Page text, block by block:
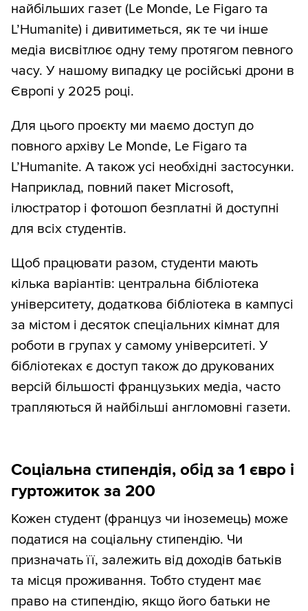
найбільших газет (Le Monde, Le Figaro та
L’Humanite) і дивитиметься, як те чи інше
медіа висвітлює одну тему протягом певного
часу. У нашому випадку це російські дрони в
Європі у 2025 році.
Для цього проєкту ми маємо доступ до
повного архіву Le Monde, Le Figaro та
L’Humanite. А також усі необхідні застосунки.
Наприклад, повний пакет Microsoft,
ілюстратор і фотошоп безплатні й доступні
для всіх студентів.
Щоб працювати разом, студенти мають
кілька варіантів: центральна бібліотека
університету, додаткова бібліотека в кампусі
за містом і десяток спеціальних кімнат для
роботи в групах у самому університеті. У
бібліотеках є доступ також до друкованих
версій більшості французьких медіа, часто
трапляються й найбільші англомовні газети.
Соціальна стипендія, обід за 1 євро і
гуртожиток за 200
Кожен студент (француз чи іноземець) може
податися на соціальну стипендію. Чи
призначать її, залежить від доходів батьків
та місця проживання. Тобто студент має
право на стипендію, якщо його батьки не